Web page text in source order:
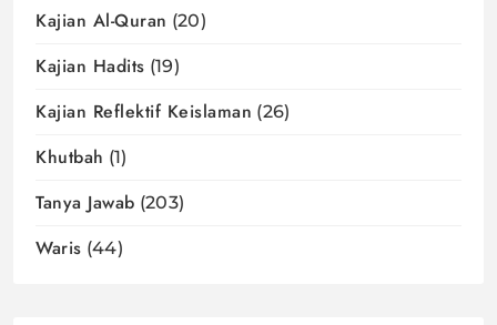
Kajian Al-Quran (20)
Kajian Hadits (19)
Kajian Reflektif Keislaman (26)
Khutbah (1)
Tanya Jawab (203)
Waris (44)